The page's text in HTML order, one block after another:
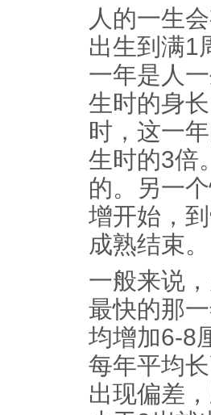
人的一生
出生到满1
一年是人
生时的身
时，这一
生时的3倍
的。另一
增开始，
成熟结束。
一般来说
最快的那
均增加6-8
每年平均
出现偏差